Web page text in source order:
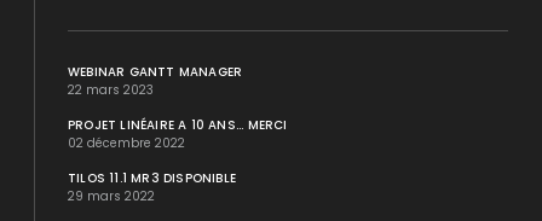
WEBINAR GANTT MANAGER
22 mars 2023
PROJET LINÉAIRE A 10 ANS... MERCI
02 décembre 2022
TILOS 11.1 MR3 DISPONIBLE
29 mars 2022